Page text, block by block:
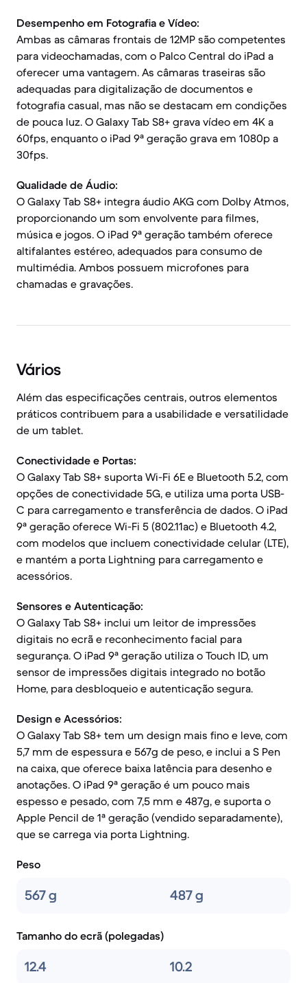
Desempenho em Fotografia e Vídeo:
Ambas as câmaras frontais de 12MP são competentes
para videochamadas, com o Palco Central do iPad a
oferecer uma vantagem. As câmaras traseiras são
adequadas para digitalização de documentos e
fotografia casual, mas não se destacam em condições
de pouca luz. O Galaxy Tab S8+ grava vídeo em 4K a
60fps, enquanto o iPad 9ª geração grava em 1080p a
30fps.
Qualidade de Áudio:
O Galaxy Tab S8+ integra áudio AKG com Dolby Atmos,
proporcionando um som envolvente para filmes,
música e jogos. O iPad 9ª geração também oferece
altifalantes estéreo, adequados para consumo de
multimédia. Ambos possuem microfones para
chamadas e gravações.
Vários
Além das especificações centrais, outros elementos
práticos contribuem para a usabilidade e versatilidade
de um tablet.
Conectividade e Portas:
O Galaxy Tab S8+ suporta Wi-Fi 6E e Bluetooth 5.2, com
opções de conectividade 5G, e utiliza uma porta USB-
C para carregamento e transferência de dados. O iPad
9ª geração oferece Wi-Fi 5 (802.11ac) e Bluetooth 4.2,
com modelos que incluem conectividade celular (LTE),
e mantém a porta Lightning para carregamento e
acessórios.
Sensores e Autenticação:
O Galaxy Tab S8+ inclui um leitor de impressões
digitais no ecrã e reconhecimento facial para
segurança. O iPad 9ª geração utiliza o Touch ID, um
sensor de impressões digitais integrado no botão
Home, para desbloqueio e autenticação segura.
Design e Acessórios:
O Galaxy Tab S8+ tem um design mais fino e leve, com
5,7 mm de espessura e 567g de peso, e inclui a S Pen
na caixa, que oferece baixa latência para desenho e
anotações. O iPad 9ª geração é um pouco mais
espesso e pesado, com 7,5 mm e 487g, e suporta o
Apple Pencil de 1ª geração (vendido separadamente),
que se carrega via porta Lightning.
Peso
567 g 487 g
Tamanho do ecrã (polegadas)
12.4 10.2